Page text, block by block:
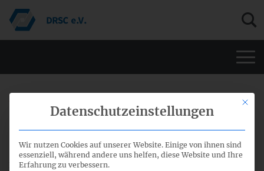
29. November 2016
Übernahme von IFRS 9
Die Europäische Union hat im Amtsblatt vom 29. November
Mit
Datenschutzeinstellungen
Wir nutzen Cookies auf unserer Website. Einige von ihnen sind
essenziell, während andere uns helfen, diese Website und Ihre
Erfahrung zu verbessern.